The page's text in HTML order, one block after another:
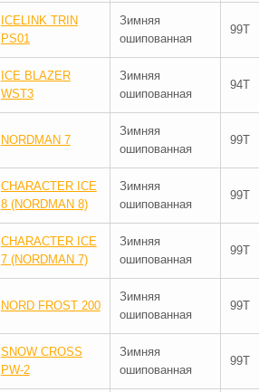
ICELINK TRIN
PS01
Зимняя
ошипованная
99T
ICE BLAZER
WST3
Зимняя
ошипованная
94T
NORDMAN 7
Зимняя
ошипованная
99T
CHARACTER ICE
8 (NORDMAN 8)
Зимняя
ошипованная
99T
CHARACTER ICE
7 (NORDMAN 7)
Зимняя
ошипованная
99T
NORD FROST 200
Зимняя
ошипованная
99T
SNOW CROSS
PW-2
Зимняя
ошипованная
99T